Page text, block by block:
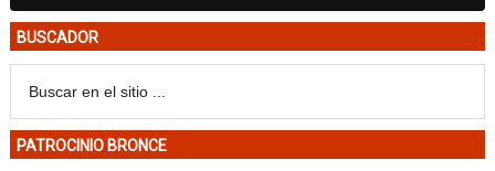
BUSCADOR
PATROCINIO BRONCE